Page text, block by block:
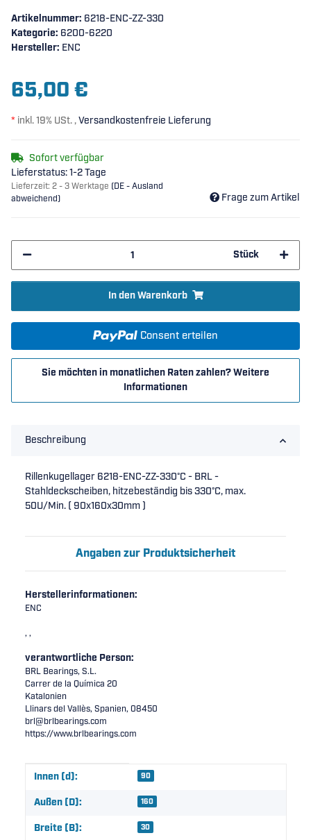
Artikelnummer: 6218-ENC-ZZ-330
Kategorie: 6200-6220
Hersteller: ENC
65,00 €
* inkl. 19% USt. ,Versandkostenfreie Lieferung
Sofort verfügbar
Lieferstatus: 1-2 Tage
Lieferzeit: 2 - 3 Werktage (DE - Ausland
abweichend)
Frage zum Artikel
Stück
In den Warenkorb
Consent erteilen
Sie möchten in monatlichen Raten zahlen?Weitere
Informationen
Beschreibung
Rillenkugellager 6218-ENC-ZZ-330°C - BRL -
Stahldeckscheiben, hitzebeständig bis 330°C, max.
50U/Min. ( 90x160x30mm )
Angaben zur Produktsicherheit
Herstellerinformationen:
ENC
, ,
verantwortliche Person:
BRL Bearings, S.L.
Carrer de la Química 20
Katalonien
Llinars del Vallès, Spanien, 08450
brl@brlbearings.com
https://www.brlbearings.com
Produkteigenschaft
Wert
Innen (d): 90
Außen (D): 160
Breite (B): 30